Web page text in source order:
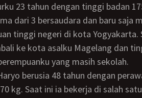
dari 3 bersaudara dan baru saja
tinggi negeri di kota Yogyakarta.
ke kota asalku Magelang dan
yang masih sekolah.
kg. Saat ini ia bekerja di salah